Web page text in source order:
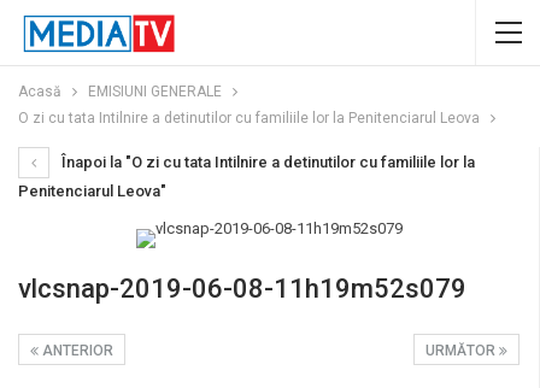
Acasă
EMISIUNI GENERALE
O zi cu tata Intilnire a detinutilor cu familiile lor la Penitenciarul Leova
Înapoi la "O zi cu tata Intilnire a detinutilor cu familiile lor la
Penitenciarul Leova"
vlcsnap-2019-06-08-11h19m52s079
URMĂTOR
ANTERIOR